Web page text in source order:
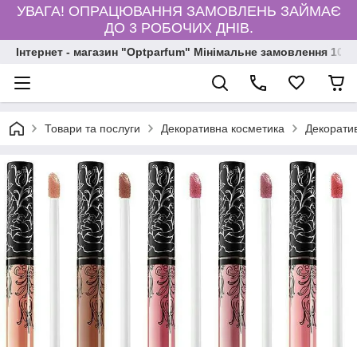
УВАГА! ОПРАЦЮВАННЯ ЗАМОВЛЕНЬ ЗАЙМАЄ
ДО 3 РОБОЧИХ ДНІВ.
Інтернет - магазин "Optparfum" Мінімальне замовлення
Товари та послуги Декоративна косметика